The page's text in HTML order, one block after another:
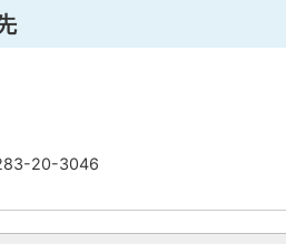
20-3046